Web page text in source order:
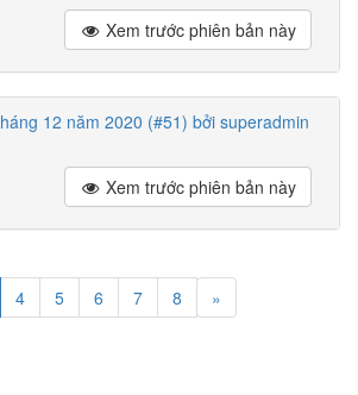
Xem trước phiên bản này
12 năm 2020 (#51) bởi superadmin
Xem trước phiên bản này
4 5 6 7 8 »